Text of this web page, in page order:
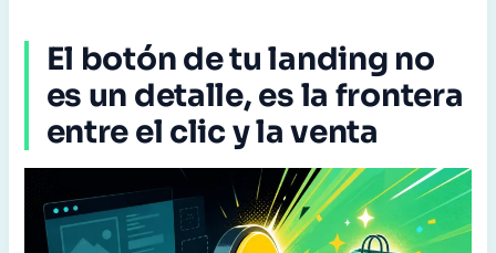
El botón de tu landing no
es un detalle, es la frontera
entre el clic y la venta